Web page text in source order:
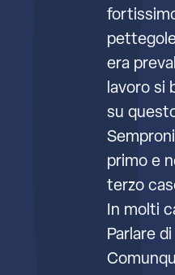
era
lavoro si
su
primo e
terzo
In molti
Parlare